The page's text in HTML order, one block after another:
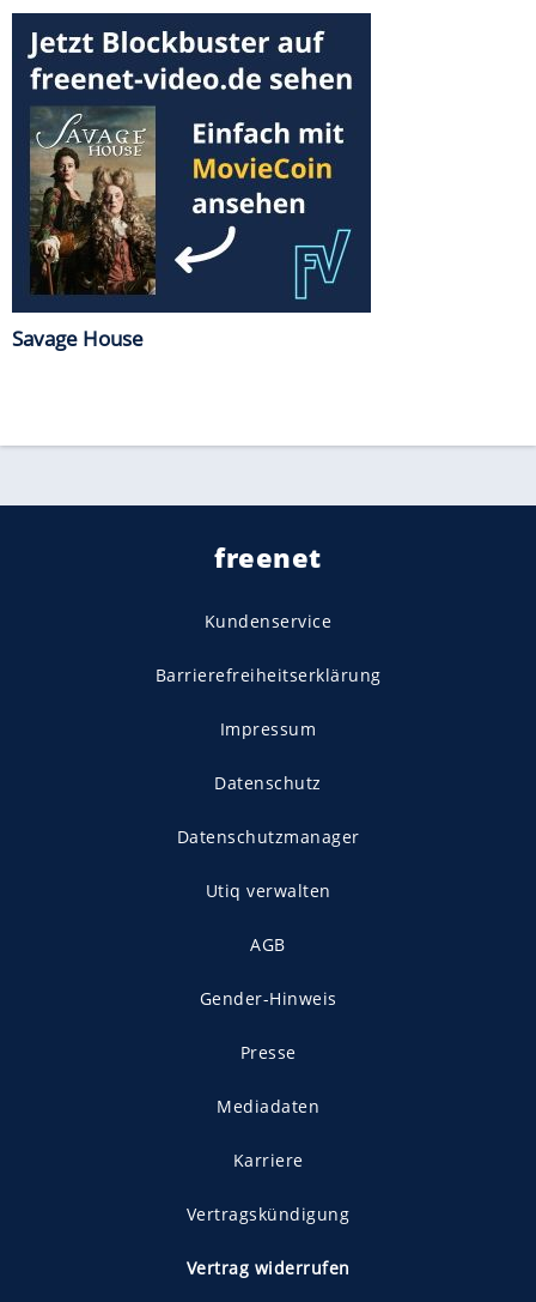
Savage House
freenet
Kundenservice
Barrierefreiheitserklärung
Impressum
Datenschutz
Datenschutzmanager
Utiq verwalten
AGB
Gender-Hinweis
Presse
Mediadaten
Karriere
Vertragskündigung
Vertrag widerrufen